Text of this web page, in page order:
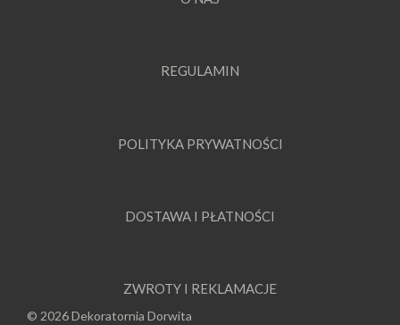
REGULAMIN
POLITYKA PRYWATNOŚCI
DOSTAWA I PŁATNOŚCI
ZWROTY I REKLAMACJE
© 2026 Dekoratornia Dorwita